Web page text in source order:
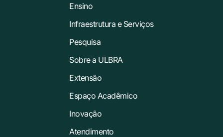
Ensino
Infraestrutura e Serviços
Pesquisa
Sobre a ULBRA
Extensão
Espaço Acadêmico
Inovação
Atendimento